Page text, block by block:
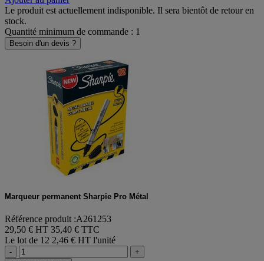
Le produit est actuellement indisponible. Il sera bientôt de retour en
stock.
Quantité minimum de commande : 1
Besoin d'un devis ?
Marqueur permanent Sharpie Pro Métal
Référence produit :A261253
29,50 € HT 35,40 € TTC
Le lot de 12 2,46 € HT l'unité
-
+